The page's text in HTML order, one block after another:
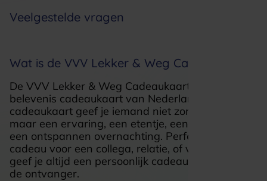
Veelgestelde vragen
Wat is de VVV Lekker & Weg Cadeaukaart
De VVV Lekker & Weg Cadeaukaart is dé
belevenis cadeaukaart van Nederland. Met deze
cadeaukaart geef je iemand niet zomaar iets,
maar een ervaring, een etentje, een dagje weg of
een ontspannen overnachting. Perfect als
cadeau voor een collega, relatie, of vrijwilliger. Zo
geef je altijd een persoonlijk cadeau dat past bij
de ontvanger.